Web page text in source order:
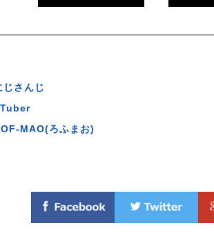
じさんじ
MAO(ろふまお)